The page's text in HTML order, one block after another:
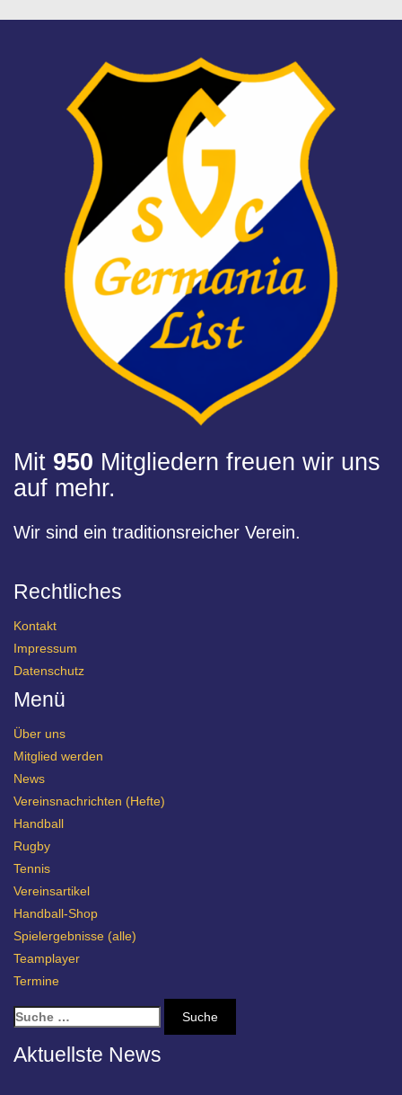
Mit 950 Mitgliedern freuen wir uns
auf mehr.
Wir sind ein traditionsreicher Verein.
Rechtliches
Kontakt
Impressum
Datenschutz
Menü
Über uns
Mitglied werden
News
Vereinsnachrichten (Hefte)
Handball
Rugby
Tennis
Vereinsartikel
Handball-Shop
Spielergebnisse (alle)
Teamplayer
Termine
S
u
c
Aktuellste News